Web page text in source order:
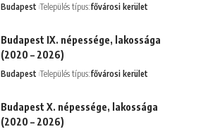
Budapest Település típus:fővárosi kerület
Budapest IX. népessége, lakossága
(2020 – 2026)
Budapest Település típus:fővárosi kerület
Budapest X. népessége, lakossága
(2020 – 2026)